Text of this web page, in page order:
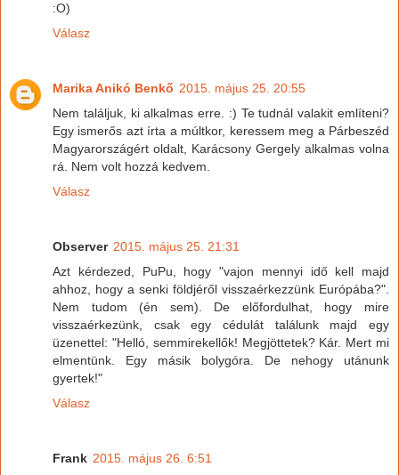
:O)
Válasz
Marika Anikó Benkő 2015. május 25. 20:55
Nem találjuk, ki alkalmas erre. :) Te tudnál valakit említeni?
Egy ismerős azt írta a múltkor, keressem meg a Párbeszéd
Magyarországért oldalt, Karácsony Gergely alkalmas volna
rá. Nem volt hozzá kedvem.
Válasz
Observer 2015. május 25. 21:31
Azt kérdezed, PuPu, hogy "vajon mennyi idő kell majd
ahhoz, hogy a senki földjéről visszaérkezzünk Európába?".
Nem tudom (én sem). De előfordulhat, hogy mire
visszaérkezünk, csak egy cédulát találunk majd egy
üzenettel: "Helló, semmirekellők! Megjöttetek? Kár. Mert mi
elmentünk. Egy másik bolygóra. De nehogy utánunk
gyertek!"
Válasz
Frank 2015. május 26. 6:51